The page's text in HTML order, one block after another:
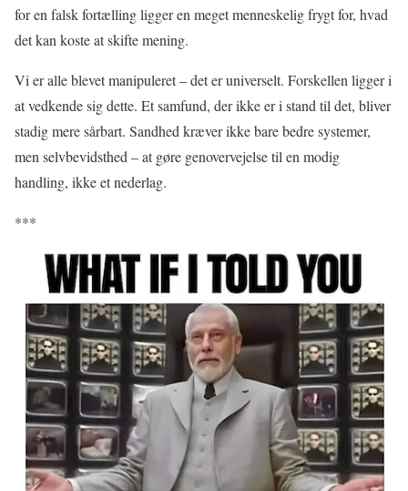
for en falsk fortælling ligger en meget menneskelig frygt for, hvad
det kan koste at skifte mening.
Vi er alle blevet manipuleret – det er universelt. Forskellen ligger i
at vedkende sig dette. Et samfund, der ikke er i stand til det, bliver
stadig mere sårbart. Sandhed kræver ikke bare bedre systemer,
men selvbevidsthed – at gøre genovervejelse til en modig
handling, ikke et nederlag.
***